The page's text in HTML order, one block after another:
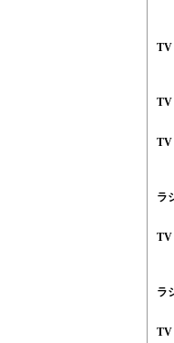
TV
TV
TV
ラ
TV
ラ
TV